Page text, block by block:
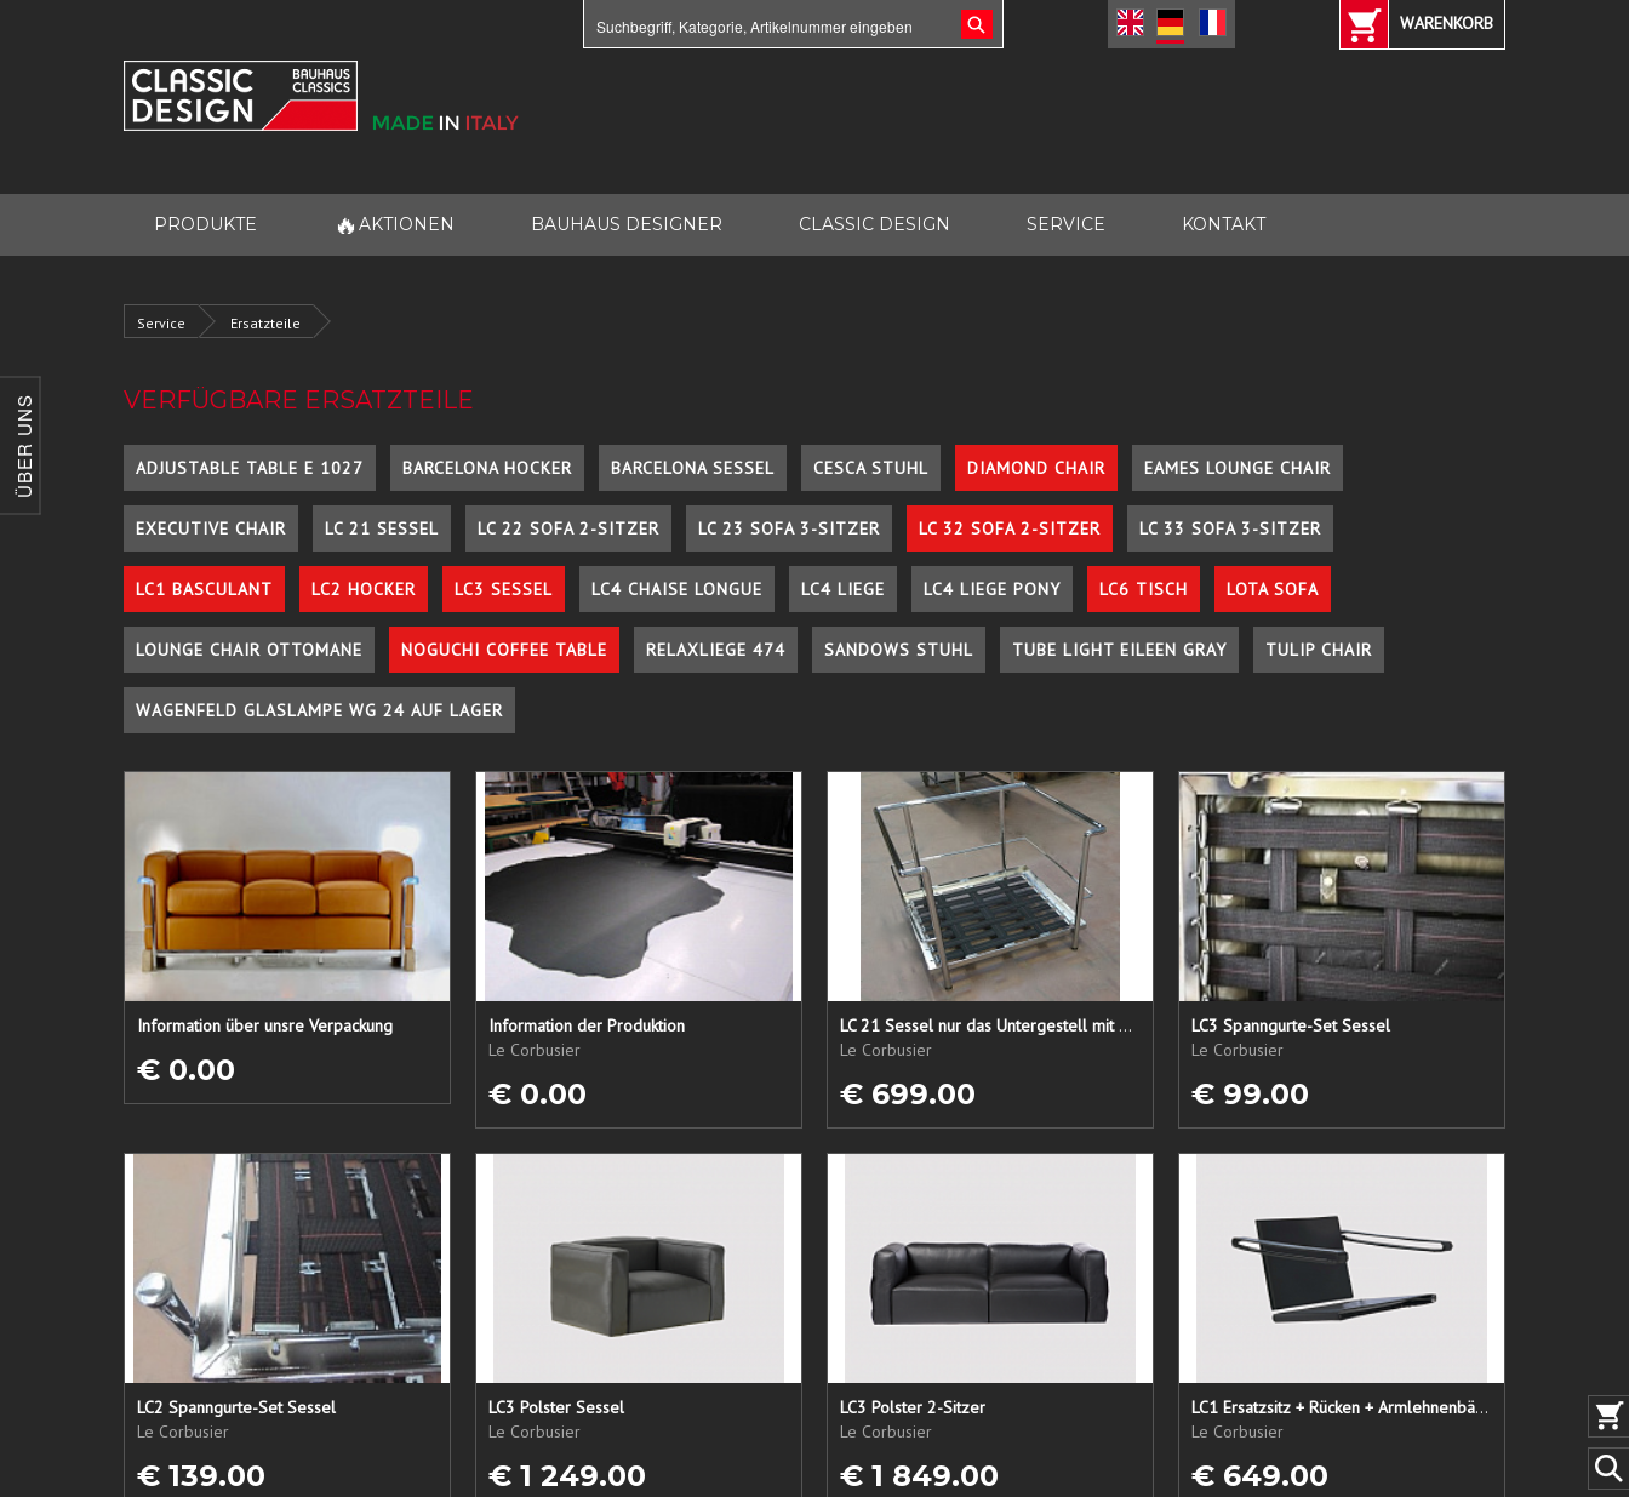
ÜBER UNS
WARENKORB
PRODUKTE 🔥 AKTIONEN BAUHAUS DESIGNER CLASSIC DESIGN SERVICE KONTAKT
Service Ersatzteile
VERFÜGBARE ERSATZTEILE
ADJUSTABLE TABLE E 1027 BARCELONA HOCKER BARCELONA SESSEL CESCA STUHL DIAMOND CHAIR EAMES LOUNGE CHAIR
EXECUTIVE CHAIR LC 21 SESSEL LC 22 SOFA 2-SITZER LC 23 SOFA 3-SITZER LC 32 SOFA 2-SITZER LC 33 SOFA 3-SITZER
LC1 BASCULANT LC2 HOCKER LC3 SESSEL LC4 CHAISE LONGUE LC4 LIEGE LC4 LIEGE PONY LC6 TISCH LOTA SOFA
LOUNGE CHAIR OTTOMANE NOGUCHI COFFEE TABLE RELAXLIEGE 474 SANDOWS STUHL TUBE LIGHT EILEEN GRAY TULIP CHAIR
WAGENFELD GLASLAMPE WG 24 AUF LAGER
Information über unsre Verpackung
€ 0.00
Information der Produktion
Le Corbusier
€ 0.00
LC 21 Sessel nur das Untergestell mit elastischen Straps
Le Corbusier
€ 699.00
LC3 Spanngurte-Set Sessel
Le Corbusier
€ 99.00
LC2 Spanngurte-Set Sessel
Le Corbusier
€ 139.00
LC3 Polster Sessel
Le Corbusier
€ 1 249.00
LC3 Polster 2-Sitzer
Le Corbusier
€ 1 849.00
LC1 Ersatzsitz + Rücken + Armlehnenbänder
Le Corbusier
€ 649.00